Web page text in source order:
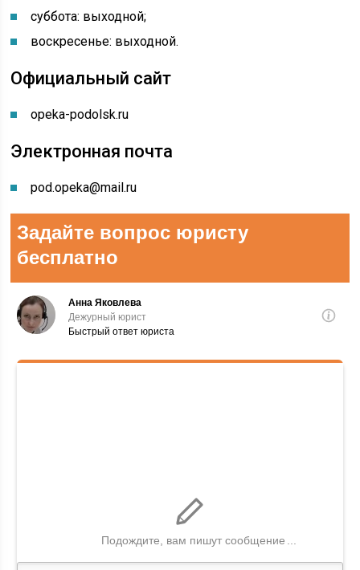
суббота: выходной;
воскресенье: выходной.
Официальный сайт
opeka-podolsk.ru
Электронная почта
pod.opeka@mail.ru